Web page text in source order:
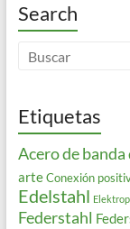
Search
Etiquetas
Acero de
arte Conexión
Edelstahl
Federstahl